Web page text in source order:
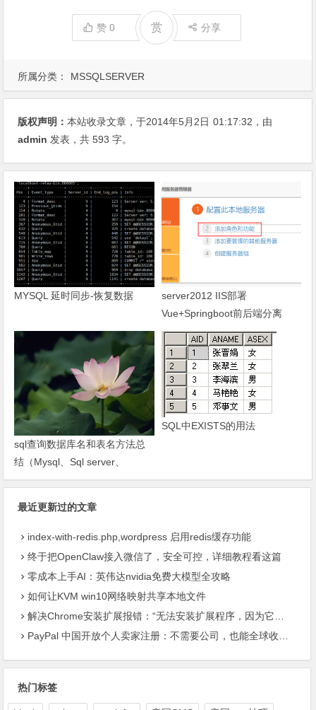
所属分类： MSSQLSERVER
赞0 赏 分享
版权声明：本站收录文章，于2014年5月2日 01:17:32 ，由
admin 发表，共 593 字。
MYSQL 延时同步-恢复数据
server2012 IIS部署
Vue+Springboot前后端分离
sql查询数据库名和表名方法总
结（Mysql、Sql server、
Oracle）-琼杰笔记
SQL中EXISTS的用法
最近更新过的文章
index-with-redis.php,wordpress 启用redis缓存功能
终于把OpenClaw接入微信了，安全可控，详细教程看这篇
零成本上手AI：英伟达nvidia免费大模型全攻略
如何让KVM win10网络映射共享本地文件
解决Chrome安装扩展报错：“无法安装扩展程序，因为它使用了不受支持的清单版本“
PayPal 中国开放个人卖家注册：不需要公司，也能全球收款了
热门标签